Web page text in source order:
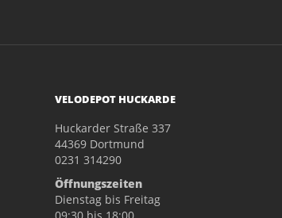
VELODEPOT HUCKARDE
Huckarder Straße 337
44369 Dortmund
0231 314290
Öffnungszeiten
Dienstag bis Freitag